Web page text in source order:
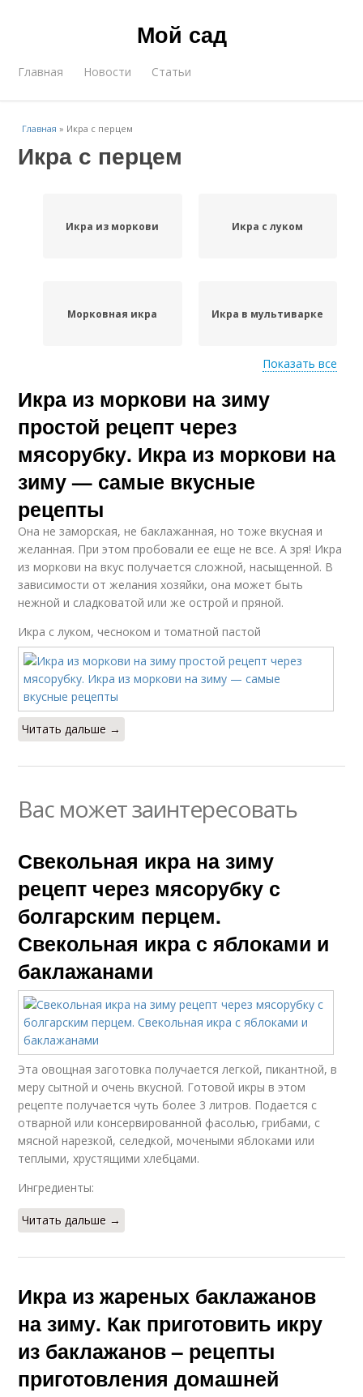
Мой сад
Главная Новости Статьи
Главная » Икра с перцем
Икра с перцем
Икра из моркови Икра с луком
Морковная икра Икра в мультиварке
Икры в мультиварке Свекольная икра
Икра на зиму
Продукты для
Икра из вареной
Показать все
Икра из моркови на зиму
простой рецепт через
мясорубку. Икра из моркови на
зиму — самые вкусные
рецепты
Она не заморская, не баклажанная, но тоже вкусная и
желанная. При этом пробовали ее еще не все. А зря! Икра
из моркови на вкус получается сложной, насыщенной. В
зависимости от желания хозяйки, она может быть
нежной и сладковатой или же острой и пряной.
Икра с луком, чесноком и томатной пастой
Читать дальше →
Вас может заинтересовать
Свекольная икра на зиму
рецепт через мясорубку с
болгарским перцем.
Свекольная икра с яблоками и
баклажанами
Эта овощная заготовка получается легкой, пикантной, в
меру сытной и очень вкусной. Готовой икры в этом
рецепте получается чуть более 3 литров. Подается с
отварной или консервированной фасолью, грибами, с
мясной нарезкой, селедкой, мочеными яблоками или
теплыми, хрустящими хлебцами.
Ингредиенты:
Читать дальше →
Икра из жареных баклажанов
на зиму. Как приготовить икру
из баклажанов – рецепты
приготовления домашней